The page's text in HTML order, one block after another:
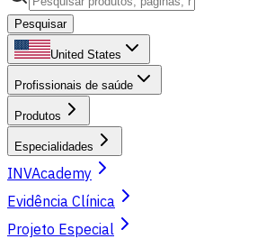
Pesquisar
United States
Profissionais de saúde
Produtos
Especialidades
INVAcademy
Evidência Clínica
Projeto Especial